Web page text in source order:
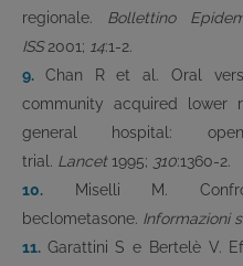
regionale. Bollettino
ISS2001; 14:1-2.
9. Chan R et al. Oral
community acquired lower
general hospital:
trial. Lancet1995; 310:1360-2.
10. Miselli M.
beclometasone. Informazioni
11. Garattini S e Bertelè V.